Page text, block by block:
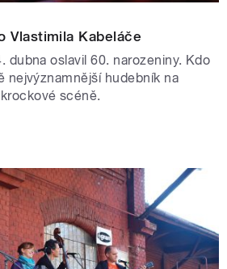
Vlastimila Kabeláče
dubna oslavil 60. narozeniny. Kdo
nejvýznamnější hudebník na
scéně.